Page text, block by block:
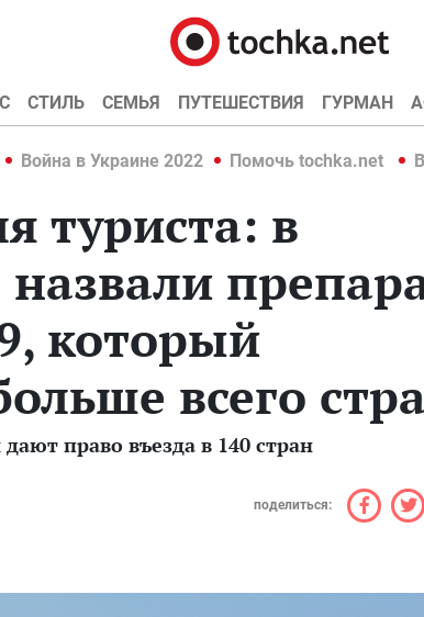
СТИЛЬ СЕМЬЯ ПУТЕШЕСТВИЯ ГУРМАН
Война в Украине 2022 Помочь tochka.net
туриста: в
который
всего
право въезда в 140 стран
поделиться: